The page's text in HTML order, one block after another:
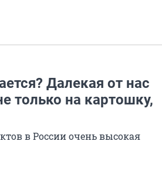
Далекая от нас
только на картошку,
в России очень высокая